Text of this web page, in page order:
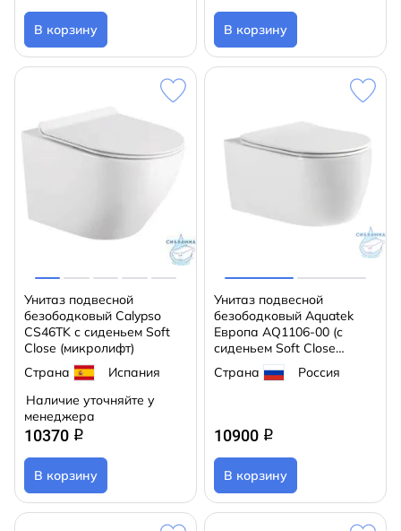
В корзину В корзину
Унитаз подвесной
безободковый Calypso
CS46TK с сиденьем Soft
Close (микролифт)
Страна
Испания
Наличие уточняйте у
менеджера
10370 q
В корзину
Унитаз подвесной
безободковый Aquatek
Европа AQ1106-00 (с
сиденьем Soft Close
(микролифт)
Страна Россия
10900 q
В корзину